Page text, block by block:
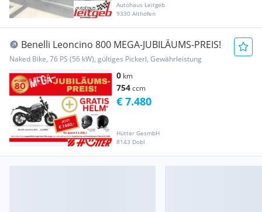
Autohaus Leitgeb
9330 Althofen
Benelli Leoncino 800 MEGA-JUBILÄUMS-PREIS!
Naked Bike, 76 PS (56 kW), gültiges Pickerl, Gewährleistung
0 km
754ccm
Hütter GesmbH
8143 Dobl
€ 7.480